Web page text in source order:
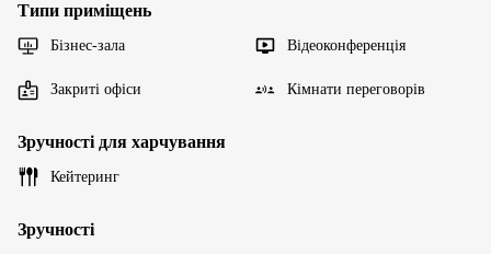
Типи приміщень
Бізнес-зала Відеоконференція
Закриті офіси Кімнати переговорів
Зручності для харчування
Кейтеринг
Зручності